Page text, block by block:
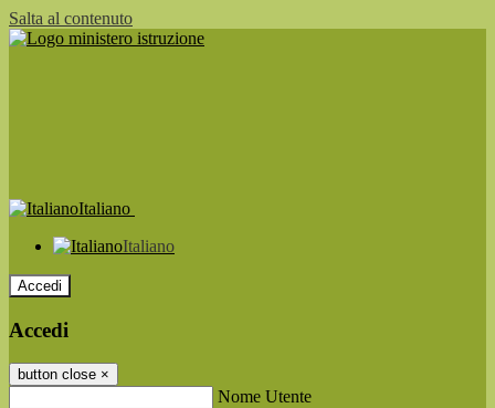
Salta al contenuto
Italiano
Italiano
Accedi
Accedi
button close ×
Nome Utente